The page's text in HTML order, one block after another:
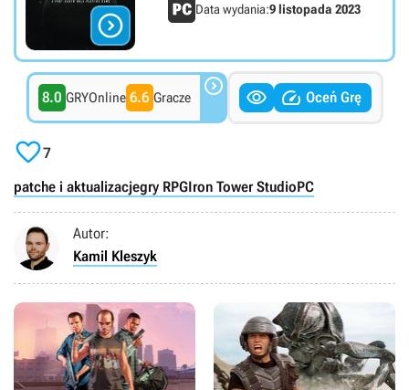
 Data wydania:9 listopada 2023
8.0 GRYOnline 6.6 Gracze    Oceń Grę
7
patche i aktualizacjegry RPGIron Tower StudioPC
Autor:
Kamil Kleszyk